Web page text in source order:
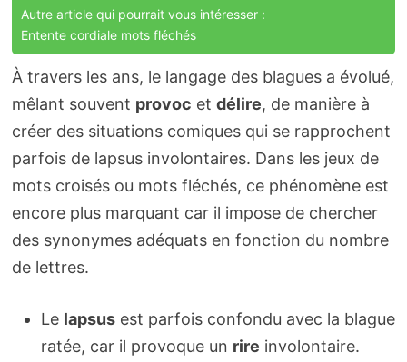
Autre article qui pourrait vous intéresser :
Entente cordiale mots fléchés
À travers les ans, le langage des blagues a évolué,
mêlant souvent provoc et délire, de manière à
créer des situations comiques qui se rapprochent
parfois de lapsus involontaires. Dans les jeux de
mots croisés ou mots fléchés, ce phénomène est
encore plus marquant car il impose de chercher
des synonymes adéquats en fonction du nombre
de lettres.
Le lapsusest parfois confondu avec la blague
ratée, car il provoque un rire involontaire.